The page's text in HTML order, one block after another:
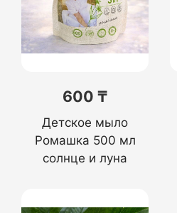
600 ₸
Детское мыло
Ромашка 500 мл
солнце и луна